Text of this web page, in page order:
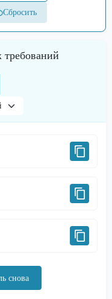
Сбросить
требований
снова